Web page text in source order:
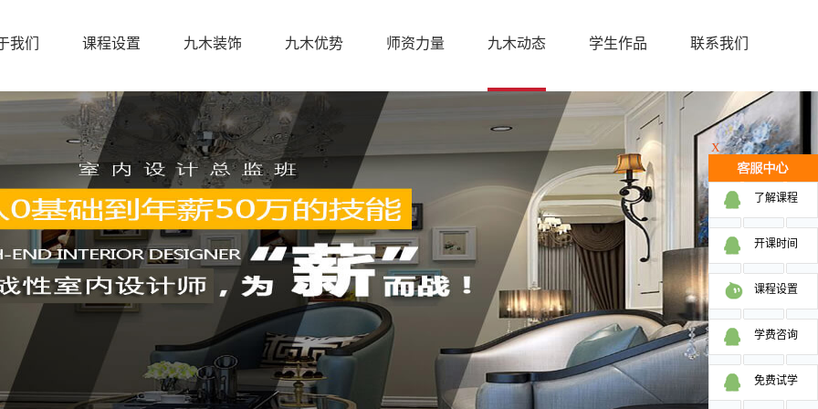
我们 课程设置 九木装饰 九木优势 师资力量 九木动态 学生作品 联系我们
X
了解课程
开课时间
课程设置
学费咨询
免费试学